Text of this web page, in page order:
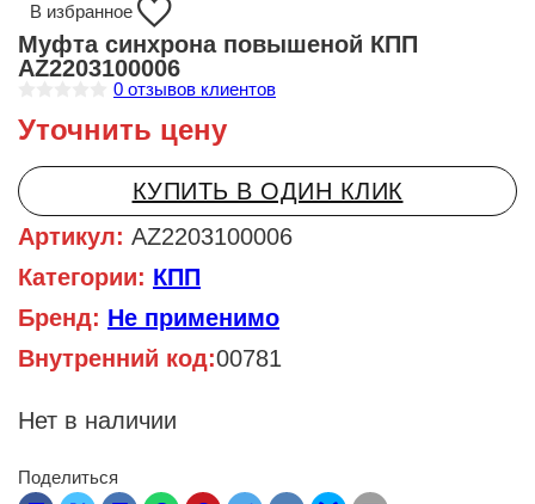
В избранное
Муфта синхрона повышеной КПП
AZ2203100006
ц
е
к
а
0
и
з
5
0 отзывов клиентов
Уточнить цену
КУПИТЬ В ОДИН КЛИК
Артикул: AZ2203100006
Категории: КПП
Бренд: Не применимо
Внутренний код:00781
Нет в наличии
Поделиться